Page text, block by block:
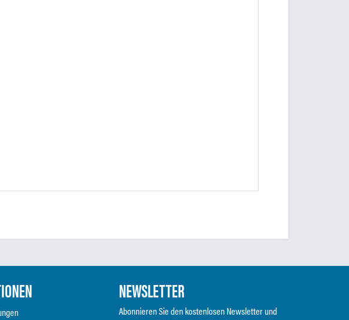
NEWSLETTER
Abonnieren Sie den kostenlosen Newsletter und